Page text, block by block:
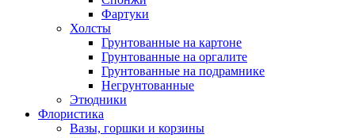
Фартуки
Холсты
Грунтованные на картоне
Грунтованные на оргалите
Грунтованные на подрамнике
Негрунтованные
Этюдники
Флористика
Вазы, горшки и корзины